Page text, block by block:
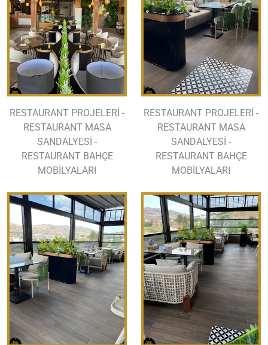
RESTAURANT PROJELERİ -
RESTAURANT MASA
SANDALYESİ -
RESTAURANT BAHÇE
MOBİLYALARI
RESTAURANT PROJELERİ -
RESTAURANT MASA
SANDALYESİ -
RESTAURANT BAHÇE
MOBİLYALARI